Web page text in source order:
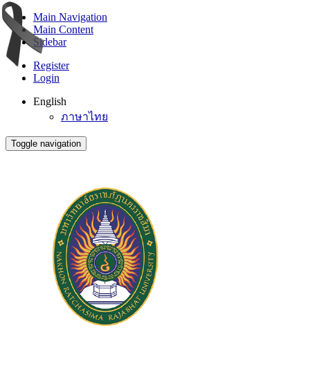
Main Navigation
Main Content
Sidebar
Register
Login
English
ภาษาไทย
Toggle navigation